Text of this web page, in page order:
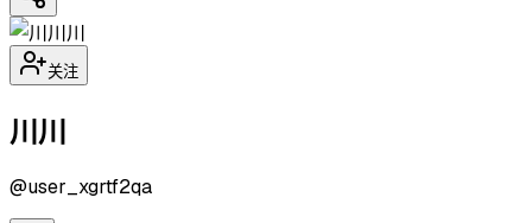
川
关注
川川
@user_xgrtf2qa